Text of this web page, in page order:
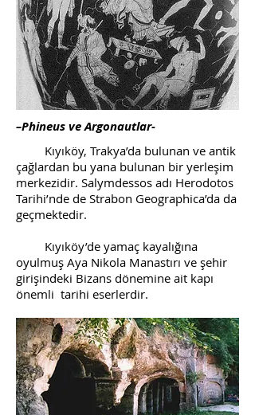
–Phineus ve Argonautlar-
Kıyıköy, Trakya’da bulunan ve antik
çağlardan bu yana bulunan bir yerleşim
merkezidir. Salymdessos adı Herodotos
Tarihi’nde de Strabon Geographica’da da
geçmektedir.
Kıyıköy’de yamaç kayalığına
oyulmuş Aya Nikola Manastırı ve şehir
girişindeki Bizans dönemine ait kapı
önemli tarihi eserlerdir.